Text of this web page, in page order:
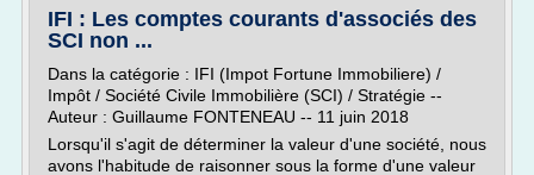
IFI : Les comptes courants d'associés des
SCI non ...
Dans la catégorie : IFI (Impot Fortune Immobiliere) /
Impôt / Société Civile Immobilière (SCI) / Stratégie --
Auteur : Guillaume FONTENEAU -- 11 juin 2018
Lorsqu'il s'agit de déterminer la valeur d'une société, nous
avons l'habitude de raisonner sous la forme d'une valeur